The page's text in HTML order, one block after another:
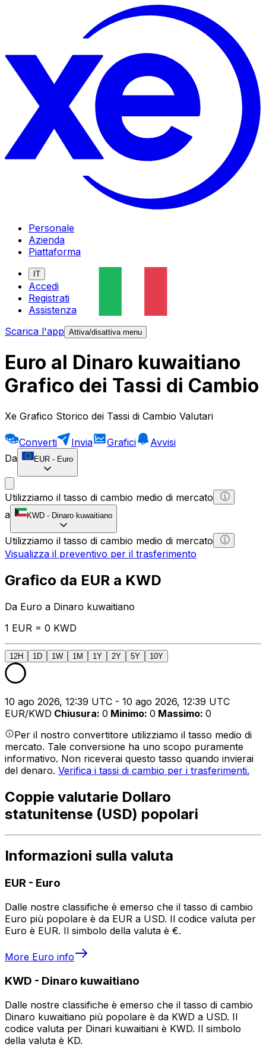
Personale
Azienda
Piattaforma
IT
Accedi
Registrati
Assistenza
Scarica l'app Attiva/disattiva menu
Euro al Dinaro kuwaitiano
Grafico dei Tassi di Cambio
Xe Grafico Storico dei Tassi di Cambio Valutari
Converti Invia Grafici
Avvisi
Da
EUR - Euro
Utilizziamo il tasso di cambio medio di mercato
a
KWD - Dinaro kuwaitiano
Utilizziamo il tasso di cambio medio di mercato
Visualizza il preventivo per il trasferimento
Grafico da EUR a KWD
Da Euro a Dinaro kuwaitiano
1 EUR = 0 KWD
12H 1D 1W 1M 1Y 2Y 5Y 10Y
10 ago 2026, 12:39 UTC - 10 ago 2026, 12:39 UTC
EUR/KWD Chiusura: 0 Minimo: 0 Massimo: 0
Per il nostro convertitore utilizziamo il tasso medio di
mercato. Tale conversione ha uno scopo puramente
informativo. Non riceverai questo tasso quando invierai
del denaro. Verifica i tassi di cambio per i trasferimenti.
Coppie valutarie Dollaro
statunitense (USD) popolari
Informazioni sulla valuta
EUR - Euro
Dalle nostre classifiche è emerso che il tasso di cambio
Euro più popolare è da EUR a USD. Il codice valuta per
Euro è EUR. Il simbolo della valuta è €.
More Euro info
KWD - Dinaro kuwaitiano
Dalle nostre classifiche è emerso che il tasso di cambio
Dinaro kuwaitiano più popolare è da KWD a USD. Il
codice valuta per Dinari kuwaitiani è KWD. Il simbolo
della valuta è KD.